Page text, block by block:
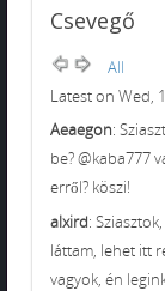
Csevegő
All
Latest on Wed,
Aeaegon:
be? @kaba777
erről? köszi!
alxird:
láttam, lehet itt
vagyok, én